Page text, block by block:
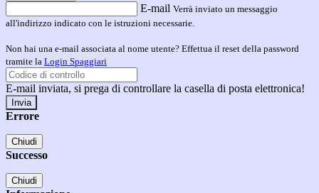
E-mail Verrà inviato un messaggio
all'indirizzo indicato con le istruzioni necessarie.
Non hai una e-mail associata al nome utente? Effettua il reset della password
tramite la Login Spaggiari
E-mail inviata, si prega di controllare la casella di posta elettronica!
Errore
Chiudi
Successo
Chiudi